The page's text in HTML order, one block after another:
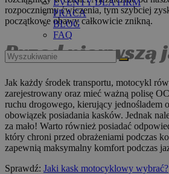
EVENTY DLA FIRM
PRACA
BLOG
FAQ
rozpoczniemy ćwiczenia, tym szybciej
początkowe obawy całkowicie znikną.
Przed pierwszą
Jak każdy środek transportu, motocykl
zarejestrowany oraz mieć ważną polisę
ruchu drogowego, kierujący jednośladem
obowiązek posiadania kasków. Jednak
za mało! Warto również posiadać
który chroni przed obrażeniami podczas
zapewnią maksymalny komfort podczas
Sprawdź: Jaki kask motocyklowy wybrać?